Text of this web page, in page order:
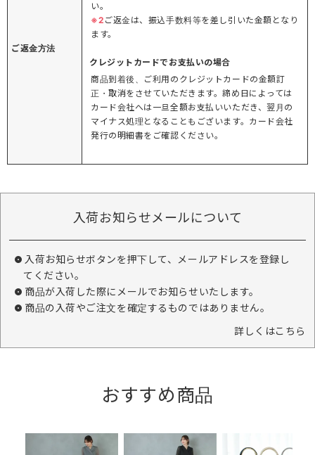
ご返金方法
い。
※2 ご返金は、振込手数料等を差し引いた金額となり
ます。
クレジットカードでお支払いの場合
商品到着後、ご利用のクレジットカードの金額訂
正・取消をさせていただきます。締め日によっては
カード会社へは一旦全額お支払いいただき、翌月の
マイナス処理となることもございます。カード会社
発行の明細書をご確認ください。
入荷お知らせメールについて
入荷お知らせボタンを押下して、メールアドレスを登録し
てください。
商品が入荷した際にメールでお知らせいたします。
商品の入荷やご注文を確定するものではありません。
詳しくはこちら
おすすめ商品